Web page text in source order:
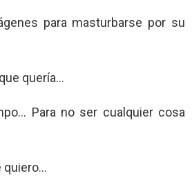
para masturbarse por su
quería…
Para no ser cualquier cosa
quiero…